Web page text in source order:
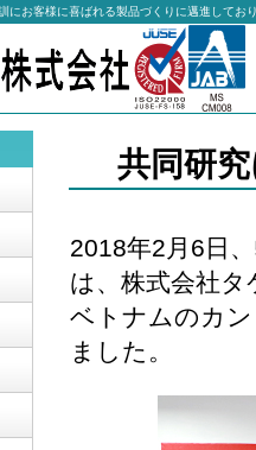
にお客様に喜ばれる製品づくりに邁進してお
共同研
2018年2月6日
は、株式会社
ベトナムのカ
ました。